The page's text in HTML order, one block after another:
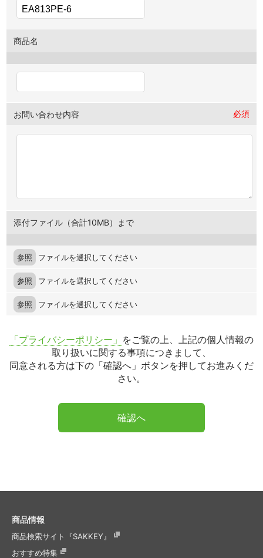
商品名
お問い合わせ内容 必須
添付ファイル（合計10MB）まで
参照 ファイルを選択してください
参照 ファイルを選択してください
参照 ファイルを選択してください
「プライバシーポリシー」 をご覧の上、上記の個人情報の
取り扱いに関する事項につきまして、
同意される方は下の「確認へ」ボタンを押してお進みくだ
さい。
確認へ
商品情報
商品検索サイト『SAKKEY』
おすすめ特集